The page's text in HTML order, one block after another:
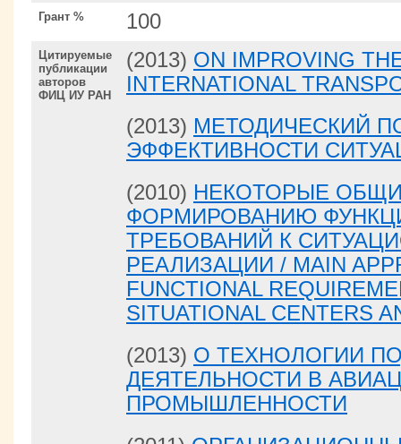
Грант % 100
Цитируемые
публикации
авторов
ФИЦ ИУ РАН
(2013) ON IMPROVING
INTERNATIONAL
(2013) МЕТОДИЧЕСКИЙ
ЭФФЕКТИВНОСТИ
(2010) НЕКОТОРЫЕ
ФОРМИРОВАНИЮ
ТРЕБОВАНИЙ К
РЕАЛИЗАЦИИ / MAIN
FUNCTIONAL
SITUATIONAL CENTERS
(2013) О ТЕХНОЛОГИИ
ДЕЯТЕЛЬНОСТИ В
ПРОМЫШЛЕННОСТИ